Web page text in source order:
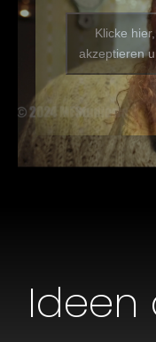
Klicke
akzeptieren
Ideen